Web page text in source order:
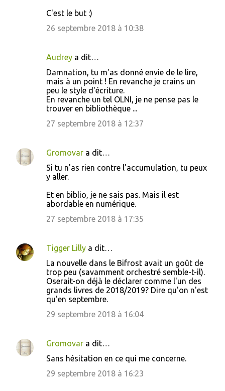
C'est le but :)
26 septembre 2018 à 10:38
Audrey a dit…
Damnation, tu m'as donné envie de le lire,
mais à un point ! En revanche je crains un
peu le style d'écriture.
En revanche un tel OLNI, je ne pense pas le
trouver en bibliothèque ...
27 septembre 2018 à 12:37
Gromovar a dit…
Si tu n'as rien contre l'accumulation, tu peux
y aller.
Et en biblio, je ne sais pas. Mais il est
abordable en numérique.
27 septembre 2018 à 17:35
Tigger Lilly a dit…
La nouvelle dans le Bifrost avait un goût de
trop peu (savamment orchestré semble-t-il).
Oserait-on déjà le déclarer comme l'un des
grands livres de 2018/2019? Dire qu'on n'est
qu'en septembre.
29 septembre 2018 à 16:04
Gromovar a dit…
Sans hésitation en ce qui me concerne.
29 septembre 2018 à 16:23